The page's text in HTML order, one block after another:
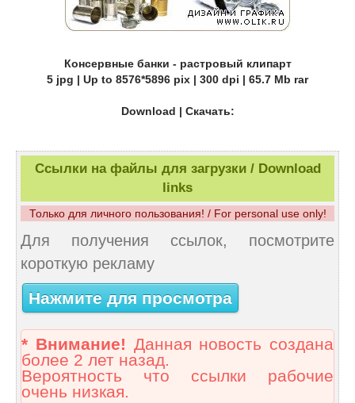
Консервные банки - растровый клипарт
5 jpg | Up to 8576*5896 pix | 300 dpi | 65.7 Mb rar
Download | Скачать:
Ссылки на файлы для загрузки / Download
links
Только для личного пользования! / For personal use only!
Для получения ссылок, посмотрите
короткую рекламу
Нажмите для просмотра
* Внимание! Данная новость создана
более 2 лет назад.
Вероятность что ссылки рабочие
очень низкая.